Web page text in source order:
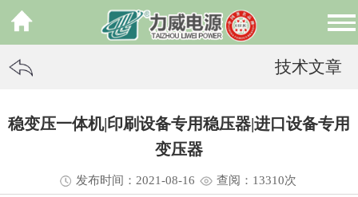
技术文章
稳变压一体机|印刷设备专用稳压器|进口设备专用
变压器
发布时间：2021-08-16 查阅：13310次